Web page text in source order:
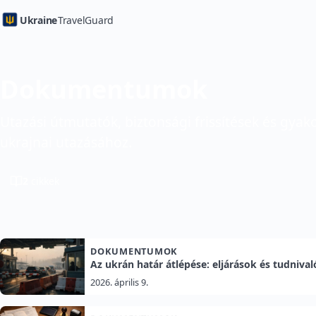
UkraineTravelGuard
DOKUMENTUMOK
Az ukrán határ átlépése: eljárások és
2026. április 9.